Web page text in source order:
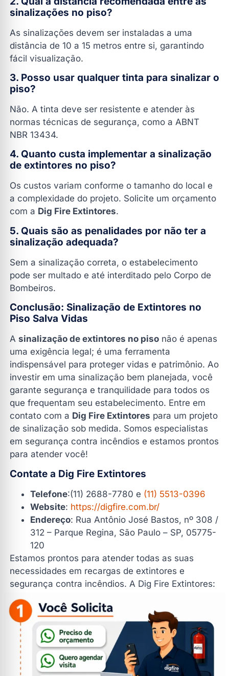
sinalizações no piso?
As sinalizações devem ser instaladas a uma
distância de 10 a 15 metros entre si, garantindo
fácil visualização.
3. Posso usar qualquer tinta para sinalizar o
piso?
Não. A tinta deve ser resistente e atender às
normas técnicas de segurança, como a ABNT
NBR 13434.
4. Quanto custa implementar a sinalização
de extintores no piso?
Os custos variam conforme o tamanho do local e
a complexidade do projeto. Solicite um orçamento
com a Dig Fire Extintores.
5. Quais são as penalidades por não ter a
sinalização adequada?
Sem a sinalização correta, o estabelecimento
pode ser multado e até interditado pelo Corpo de
Bombeiros.
Conclusão: Sinalização de Extintores no
Piso Salva Vidas
A sinalização de extintores no piso não é apenas
uma exigência legal; é uma ferramenta
indispensável para proteger vidas e patrimônio. Ao
investir em uma sinalização bem planejada, você
garante segurança e tranquilidade para todos os
que frequentam seu estabelecimento. Entre em
contato com a Dig Fire Extintores para um projeto
de sinalização sob medida. Somos especialistas
em segurança contra incêndios e estamos prontos
para atender você!
Contate a Dig Fire Extintores
Telefone:(11) 2688-7780 e (11) 5513-0396
Website: https://digfire.com.br/
Endereço: Rua Antônio José Bastos, nº 308 /
312 – Parque Regina, São Paulo – SP, 05775-
120
Estamos prontos para atender todas as suas
necessidades em recargas de extintores e
segurança contra incêndios. A Dig Fire Extintores:
sua parceira em proteção e tranquilidade.